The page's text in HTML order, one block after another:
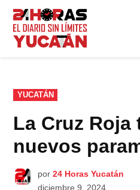
Saltar
contenido
PUBLICADO
EN
YUCATÁN
La Cruz Roja
nuevos
por 24 Horas Yucatán
diciembre 9, 2024